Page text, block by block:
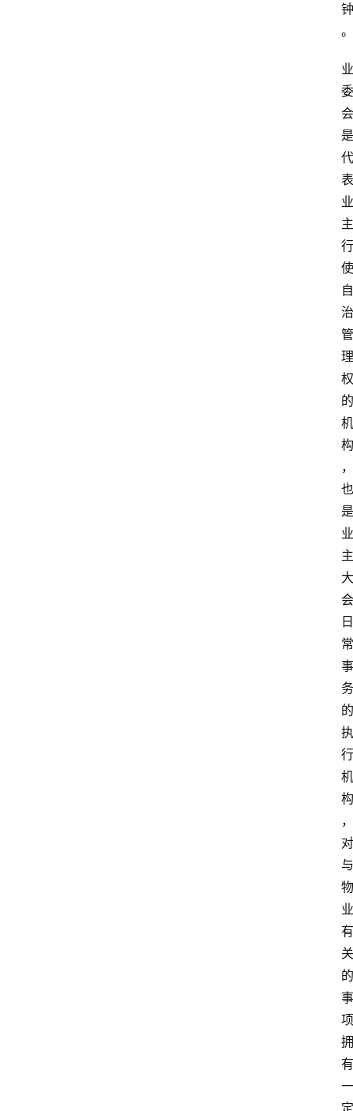
钟
。
业
委
会
是
代
表
业
主
行
使
自
治
管
理
权
的
机
构
，
也
是
业
主
大
会
日
常
事
务
的
执
行
机
构
，
对
与
物
业
有
关
的
事
项
拥
有
一
定